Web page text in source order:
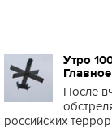
Утро
После
российских